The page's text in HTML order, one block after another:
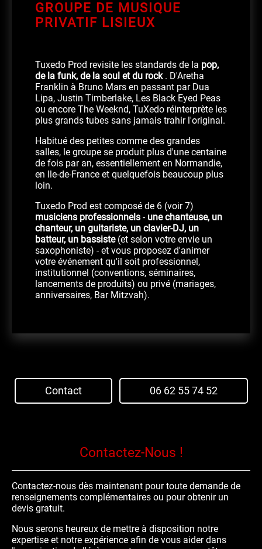
GROUPE DE MUSIQUE
PRIVATIF LISIEUX
Tuxedo Prod revisite les standards de la pop,
de la funk, de la soul et du rock. D'Aretha
Franklin à Bruno Mars en passant par Dua
Lipa, Justin Timberlake, Les Black Eyed Peas
ou encore The Weeknd, TuXedo réinterprète les
plus grands tubes sans jamais trahir l'original.
Habitué des petites comme des grandes
salles, le groupe se produit plus d'une centaine
de fois par an, essentiellement en Normandie,
en Ile-de-France et quelquefois beaucoup plus
loin.
Tuxedo Prod est composé de 6 (voir 7)
musiciens professionnels - une chanteuse, un
chanteur, un guitariste, un clavier-DJ, un
batteur, un bassiste(et selon votre envie un
saxophoniste) - et vous proposez d'animer
votre événement qu'il soit professionnel,
institutionnel (conventions, séminaires,
lancements de produits) ou privé (mariages,
anniversaires, Bar Mitzvah).
Contact 06 62 55 74 52
Contactez-Nous !
Contactez-nous dès maintenant pour toute demande de
renseignements complémentaires ou pour obtenir un
devis gratuit.
Nous serons heureux de mettre à disposition notre
expertise et notre expérience afin de vous aider dans